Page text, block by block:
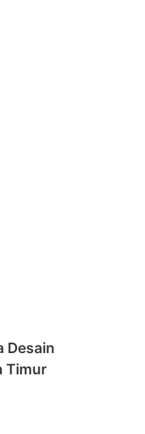
Desain
Timur